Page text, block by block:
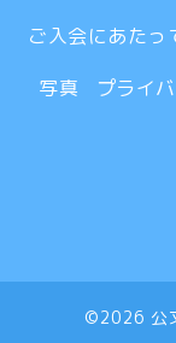
ご入会にあたっ
写真
プライ
©2026 公